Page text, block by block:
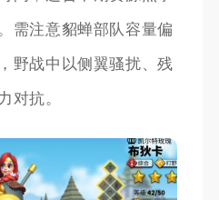
需注意貂蝉部队容量偏
野战中以侧翼骚扰、残
对抗。